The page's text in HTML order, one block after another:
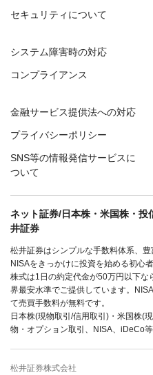
セキュリティについて
システム障害時の対応
コンプライアンス
金融サービス提供法への対応
プライバシーポリシー
SNS等の情報発信サービスに
ついて
ネット証券/日本株・米国株・
井証券
松井証券はシンプルな手数料体系、
NISAをきっかけに投資を始める初心
株式は1日の約定代金が50万円以下
界最安水準でご提供しています。
て売買手数料が無料です。
日本株(現物取引/信用取引)・米国株(
物・オプション取引、NISA、iDeCo
松井証券株式会社